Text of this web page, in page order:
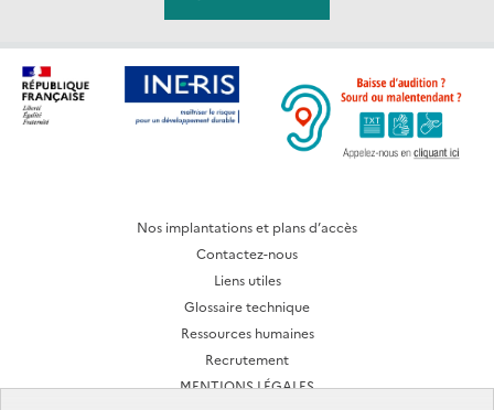
Nos implantations et plans d’accès
Contactez-nous
Liens utiles
Glossaire technique
Ressources humaines
Recrutement
MENTIONS LÉGALES